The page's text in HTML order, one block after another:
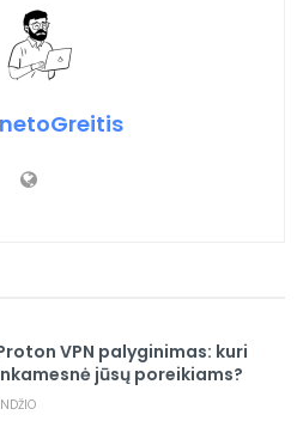
VPN palyginimas: kuri
jūsų poreikiams?